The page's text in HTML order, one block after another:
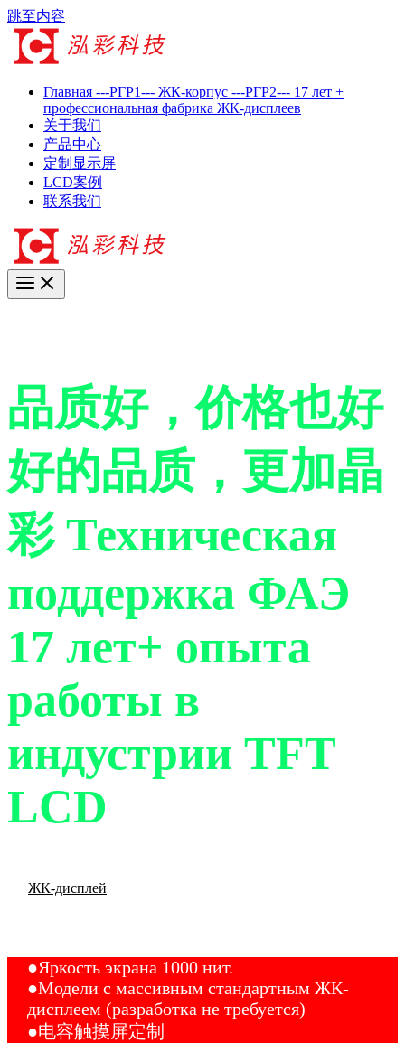
跳至内容
Главная ---РГР1--- ЖК-корпус ---РГР2--- 17 лет +
профессиональная фабрика ЖК-дисплеев
关于我们
产品中心
定制显示屏
LCD案例
联系我们
品质好，价格也好
好的品质，更加晶
彩 Техническая
поддержка ФАЭ
17 лет+ опыта
работы в
индустрии TFT
LCD
ЖК-дисплей
●Яркость экрана 1000 нит.
●Модели с массивным стандартным ЖК-
дисплеем (разработка не требуется)
●电容触摸屏定制